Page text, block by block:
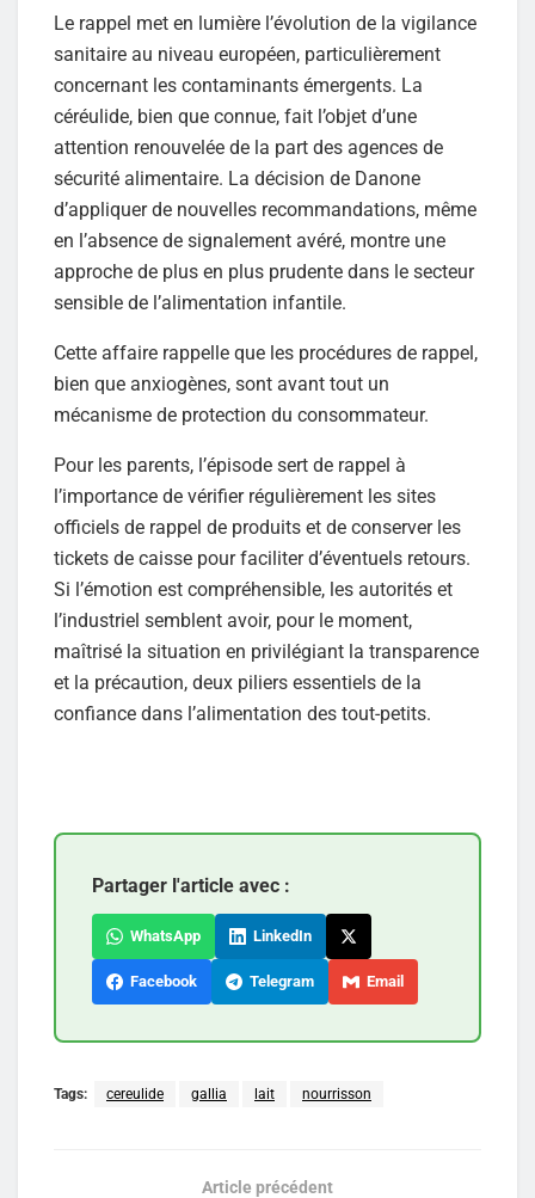
Le rappel met en lumière l’évolution de la vigilance
sanitaire au niveau européen, particulièrement
concernant les contaminants émergents. La
céréulide, bien que connue, fait l’objet d’une
attention renouvelée de la part des agences de
sécurité alimentaire. La décision de Danone
d’appliquer de nouvelles recommandations, même
en l’absence de signalement avéré, montre une
approche de plus en plus prudente dans le secteur
sensible de l’alimentation infantile.
Cette affaire rappelle que les procédures de rappel,
bien que anxiogènes, sont avant tout un
mécanisme de protection du consommateur.
Pour les parents, l’épisode sert de rappel à
l’importance de vérifier régulièrement les sites
officiels de rappel de produits et de conserver les
tickets de caisse pour faciliter d’éventuels retours.
Si l’émotion est compréhensible, les autorités et
l’industriel semblent avoir, pour le moment,
maîtrisé la situation en privilégiant la transparence
et la précaution, deux piliers essentiels de la
confiance dans l’alimentation des tout-petits.
Partager l'article avec :
WhatsApp LinkedIn
Facebook Telegram Email
Tags: cereulide gallia lait nourrisson
Article précédent